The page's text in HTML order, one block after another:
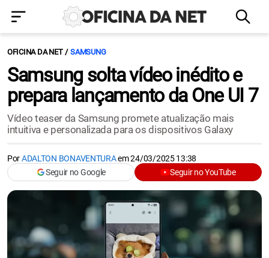
OFICINA DA NET SAMSUNG
Samsung solta vídeo inédito e
prepara lançamento da One UI 7
Vídeo teaser da Samsung promete atualização mais
intuitiva e personalizada para os dispositivos Galaxy
PorADALTON BONAVENTURAem24/03/2025 13:38
Seguir no Google
Seguir no YouTube